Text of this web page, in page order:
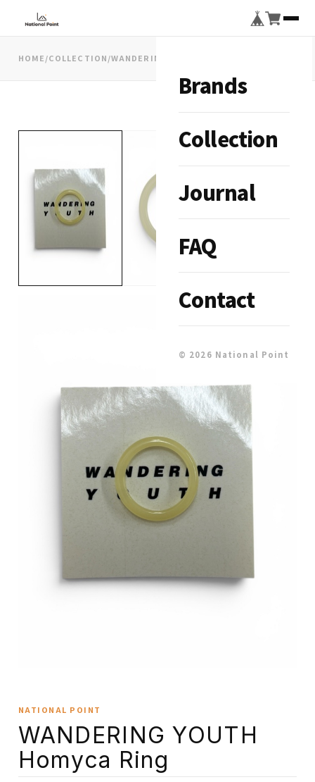
Brands
Collection
Journal
FAQ
Contact
© 2026 National Point
HOME/COLLECTION/WANDERING YOUTH HOMYCA RING
NATIONAL POINT
WANDERING YOUTH
Homyca Ring